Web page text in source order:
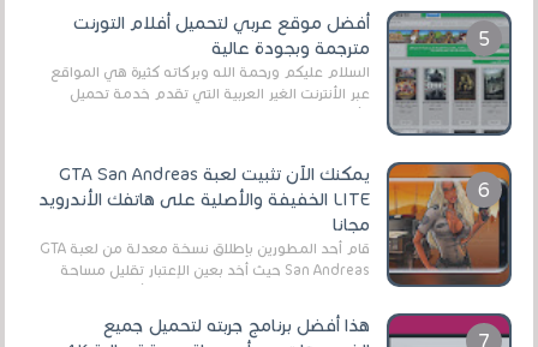
أفضل موقع عربي لتحميل أفلام التورنت
مترجمة وبجودة عالية
السلام عليكم ورحمة الله وبركاته كثيرة هي المواقع
عبر الأنترنت الغير العربية التي تقدم خدمة تحميل
الأفلام على التورنت ، ومعظم هذه المواقع ل...
يمكنك الآن تثبيت لعبة GTA San Andreas
LITE الخفيفة والأصلية على هاتفك الأندرويد
مجانا
قام أحد المطورين بإطلاق نسخة معدلة من لعبة GTA
San Andreas حيث أخد بعين الإعتبار تقليل مساحة
هذا أفضل برنامج جربته لتحميل جميع